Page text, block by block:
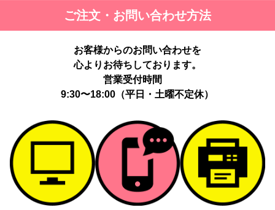
ご注文・お問い合わせ方法
お客様からのお問い合わせを
心よりお待ちしております。
営業受付時間
9:30〜18:00（平日・土曜不定休）